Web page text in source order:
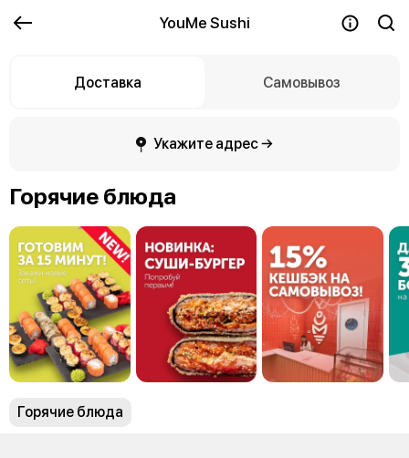
YouMe Sushi
Доставка Самовывоз
Укажите адрес →
Горячие блюда
Горячие блюда